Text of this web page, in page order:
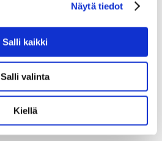
Näytä tiedot
Salli kaikki
Salli valinta
Kiellä